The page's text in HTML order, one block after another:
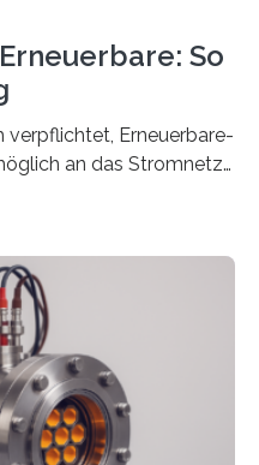
So
Erneuerbare-
an das Stromnetz
Netzausbau hinkt
in einem
– inklusive der
Der
Energien-Anlagen
für die Energiewende.
kann kein Strom